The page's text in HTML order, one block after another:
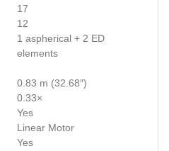
17
12
1 aspherical + 2 ED
elements
0.83 m (32.68″)
0.33×
Yes
Linear Motor
Yes